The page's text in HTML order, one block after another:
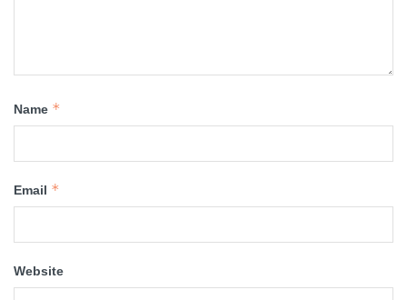
Name *
Email *
Website